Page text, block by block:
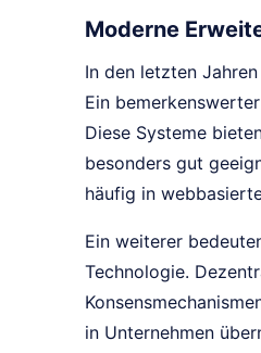
Moderne
In den letzten
Ein
Diese Systeme
besonders gut
häufig in
Ein weiterer
Technologie.
in Unternehmen